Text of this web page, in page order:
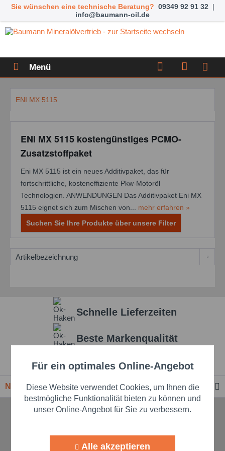
Sie wünschen eine technische Beratung? 09349 92 91 32 |
info@baumann-oil.de
Menü
ENI MX 5115
ENI MX 5115 kostengünstiges PCMO-
Zusatzstoffpaket
Eni MX 5115 ist ein neues Additivpaket, das für
fortschrittliche, kosteneffiziente Pkw-Motoröl
Technologien. ANWENDUNGEN Das Additivpaket Eni MX
5115 eignet sich zum Mischen von... mehr erfahren »
Suchen Sie Ihre Produkte über unsere Filter
Schnelle Lieferzeiten
Beste Markenqualität
Premium-Händler
Newsletter
UND BERATUNG
Funktionale Aktiv
Marketing Aktiv
Für ein optimales Online-Angebot
Diese Website verwendet Cookies, um Ihnen die
bestmögliche Funktionalität bieten zu können und
unser Online-Angebot für Sie zu verbessern.
Alle akzeptieren